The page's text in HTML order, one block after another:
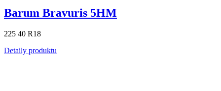
Barum Bravuris 5HM
225 40 R18
Detaily produktu